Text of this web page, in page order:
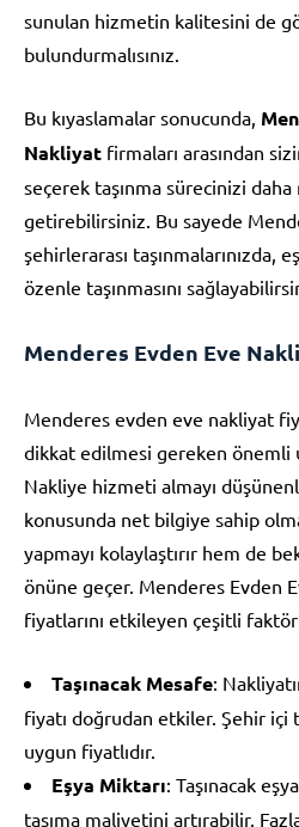
sunulan hizmetin kalitesini de
bulundurmalısınız.
Bu kıyaslamalar sonucunda,
Nakliyat firmaları arasından
seçerek taşınma sürecinizi
getirebilirsiniz. Bu sayede
şehirlerarası taşınmalarınızda,
özenle taşınmasını
Menderes Evden Eve
Menderes evden eve nakliyat
dikkat edilmesi gereken önemli
Nakliye hizmeti almayı
konusunda net bilgiye sahip
yapmayı kolaylaştırır hem de
önüne geçer. Menderes Evden
fiyatlarını etkileyen çeşitli
Taşınacak Mesafe:
fiyatı doğrudan etkiler. Şehir içi
uygun fiyatlıdır.
Eşya Miktarı: Taşınacak
taşıma maliyetini artırabilir.